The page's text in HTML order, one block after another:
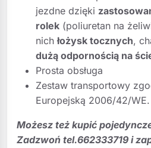
jezdne dzięki
rolek (poliuretan na
nichłożysk tocznych,
dużą odpornością na
Prosta obsługa
Zestaw transportowy
Europejską 2006/42/WE.
Możesz też kupić
Zadzwoń tel.662333719 i